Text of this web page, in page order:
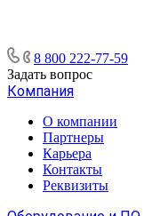
8 800 222-77-59
Задать вопрос
Компания
О компании
Партнеры
Карьера
Контакты
Реквизиты